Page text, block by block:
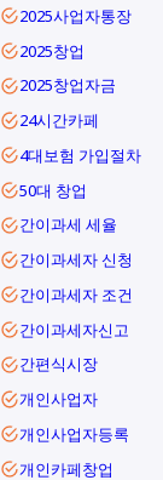
2025사업자통장
2025창업
2025창업자금
24시간카페
4대보험 가입절차
50대 창업
간이과세 세율
간이과세자 신청
간이과세자 조건
간이과세자신고
간편식시장
개인사업자
개인사업자등록
개인카페창업